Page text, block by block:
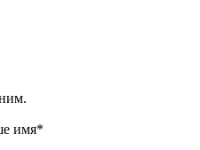
имя*